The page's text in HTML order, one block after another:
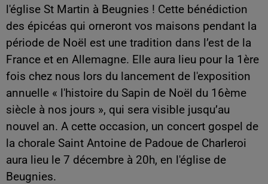
l'église St Martin à Beugnies ! Cette bénédiction
des épicéas qui orneront vos maisons pendant la
période de Noël est une tradition dans l’est de la
France et en Allemagne. Elle aura lieu pour la 1ère
fois chez nous lors du lancement de l'exposition
annuelle « l'histoire du Sapin de Noël du 16ème
siècle à nos jours », qui sera visible jusqu’au
nouvel an. A cette occasion, un concert gospel de
la chorale Saint Antoine de Padoue de Charleroi
aura lieu le 7 décembre à 20h, en l'église de
Beugnies.